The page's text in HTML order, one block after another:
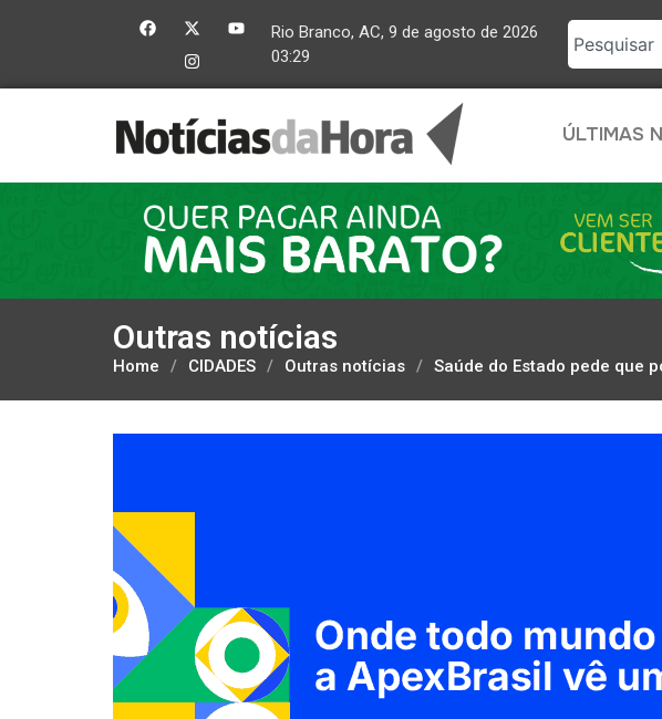
Rio Branco, AC, 9 de agosto de 2026
03:29
ÚLTIMAS
Outras notícias
Home / CIDADES / Outras notícias / Saúde do Estado pede que